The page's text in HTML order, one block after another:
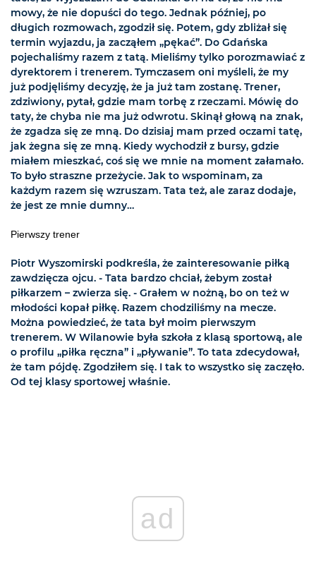
mowy, że nie dopuści do tego. Jednak później, po
długich rozmowach, zgodził się. Potem, gdy zbliżał się
termin wyjazdu, ja zacząłem „pękać”. Do Gdańska
pojechaliśmy razem z tatą. Mieliśmy tylko porozmawiać z
dyrektorem i trenerem. Tymczasem oni myśleli, że my
już podjęliśmy decyzję, że ja już tam zostanę. Trener,
zdziwiony, pytał, gdzie mam torbę z rzeczami. Mówię do
taty, że chyba nie ma już odwrotu. Skinął głową na znak,
że zgadza się ze mną. Do dzisiaj mam przed oczami tatę,
jak żegna się ze mną. Kiedy wychodził z bursy, gdzie
miałem mieszkać, coś się we mnie na moment załamało.
To było straszne przeżycie. Jak to wspominam, za
każdym razem się wzruszam. Tata też, ale zaraz dodaje,
że jest ze mnie dumny…
Pierwszy trener
Piotr Wyszomirski podkreśla, że zainteresowanie piłką
zawdzięcza ojcu. - Tata bardzo chciał, żebym został
piłkarzem – zwierza się. - Grałem w nożną, bo on też w
młodości kopał piłkę. Razem chodziliśmy na mecze.
Można powiedzieć, że tata był moim pierwszym
trenerem. W Wilanowie była szkoła z klasą sportową, ale
o profilu „piłka ręczna” i „pływanie”. To tata zdecydował,
że tam pójdę. Zgodziłem się. I tak to wszystko się zaczęło.
Od tej klasy sportowej właśnie.
ad